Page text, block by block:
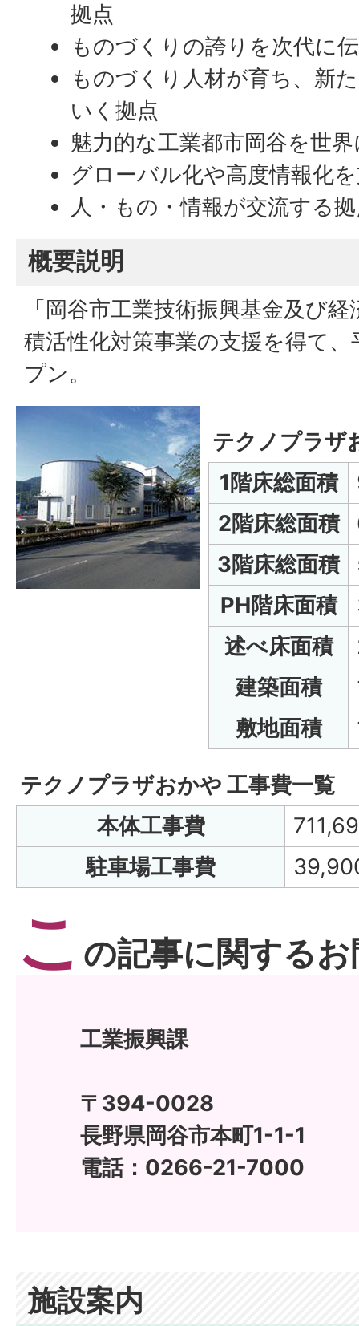
拠点
ものづくりの誇りを次代に
ものづくり人材が育ち、新
いく拠点
魅力的な工業都市岡谷を世
グローバル化や高度情報化
人・もの・情報が交流する
概要説明
「岡谷市工業技術振興基金及び
積活性化対策事業の支援を得て
プン。
テクノプラザ
1階床総面積
2階床総面積
3階床総面積
PH階床面積
述べ床面積
建築面積
敷地面積
テクノプラザおかや 工事費一覧
本体工事費
駐車場工事費
こ の記事に関する
工業振興課
〒394-0028
長野県岡谷市本町1-1-1
電話：0266-21-7000
施設案内